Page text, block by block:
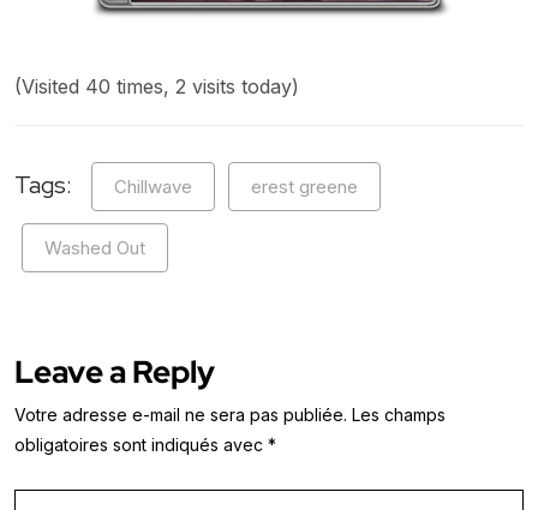
(Visited 40 times, 2 visits today)
Tags: Chillwave erest greene
Washed Out
Leave a Reply
Votre adresse e-mail ne sera pas publiée. Les champs
obligatoires sont indiqués avec *